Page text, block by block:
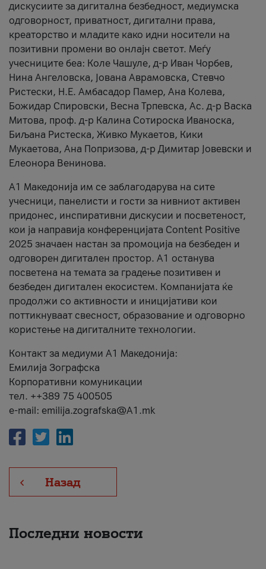
дискусиите за дигитална безбедност, медиумска
одговорност, приватност, дигитални права,
креаторство и младите како идни носители на
позитивни промени во онлајн светот. Меѓу
учесниците беа: Коле Чашуле, д-р Иван Чорбев,
Нина Ангеловска, Јована Аврамовска, Стевчо
Ристески, Н.Е. Амбасадор Памер, Ана Колева,
Божидар Спировски, Весна Трпевска, Ас. д-р Васка
Митова, проф. д-р Калина Сотироска Иваноска,
Биљана Ристеска, Живко Мукаетов, Кики
Мукаетова, Ана Попризова, д-р Димитар Јовевски и
Елеонора Венинова.
А1 Македонија им се заблагодарува на сите
учесници, панелисти и гости за нивниот активен
придонес, инспиративни дискусии и посветеност,
кои ја направија конференцијата Content Positive
2025 значаен настан за промоција на безбеден и
одговорен дигитален простор. А1 останува
посветена на темата за градење позитивен и
безбеден дигитален екосистем. Компанијата ќе
продолжи со активности и иницијативи кои
поттикнуваат свесност, образование и одговорно
користење на дигиталните технологии.
Контакт за медиуми А1 Македонија:
Емилија Зографска
Корпоративни комуникации
тел. ++389 75 400505
e-mail: emilija.zografska@A1.mk
Назад
Последни новости